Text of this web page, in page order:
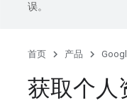
误。
首页 产品
获取个人